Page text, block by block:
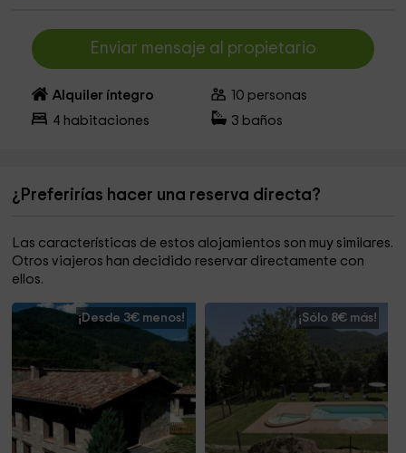
Enviar mensaje al propietario
Alquiler íntegro 10 personas
4 habitaciones 3 baños
¿Preferirías hacer una reserva directa?
Las características de estos alojamientos son muy similares.
Otros viajeros han decidido reservar directamente con
ellos.
¡Desde 3€ menos! ¡Sólo 8€ más!